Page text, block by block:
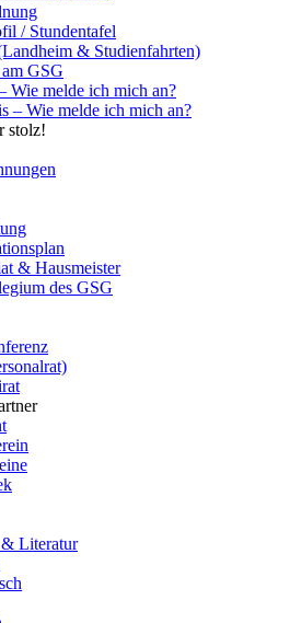
/ Stundentafel
& Studienfahrten)
GSG
Wie melde ich mich an?
– Wie melde ich mich an?
stolz!
& Hausmeister
des GSG
Literatur